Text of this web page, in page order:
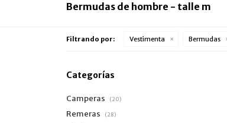
Bermudas de hombre - talle m
Filtrando por: Vestimenta Bermudas
Categorías
Camperas (20)
Remeras (28)